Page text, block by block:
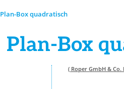
Plan-Box quadratisch
Plan-Box
( Roper GmbH & Co.